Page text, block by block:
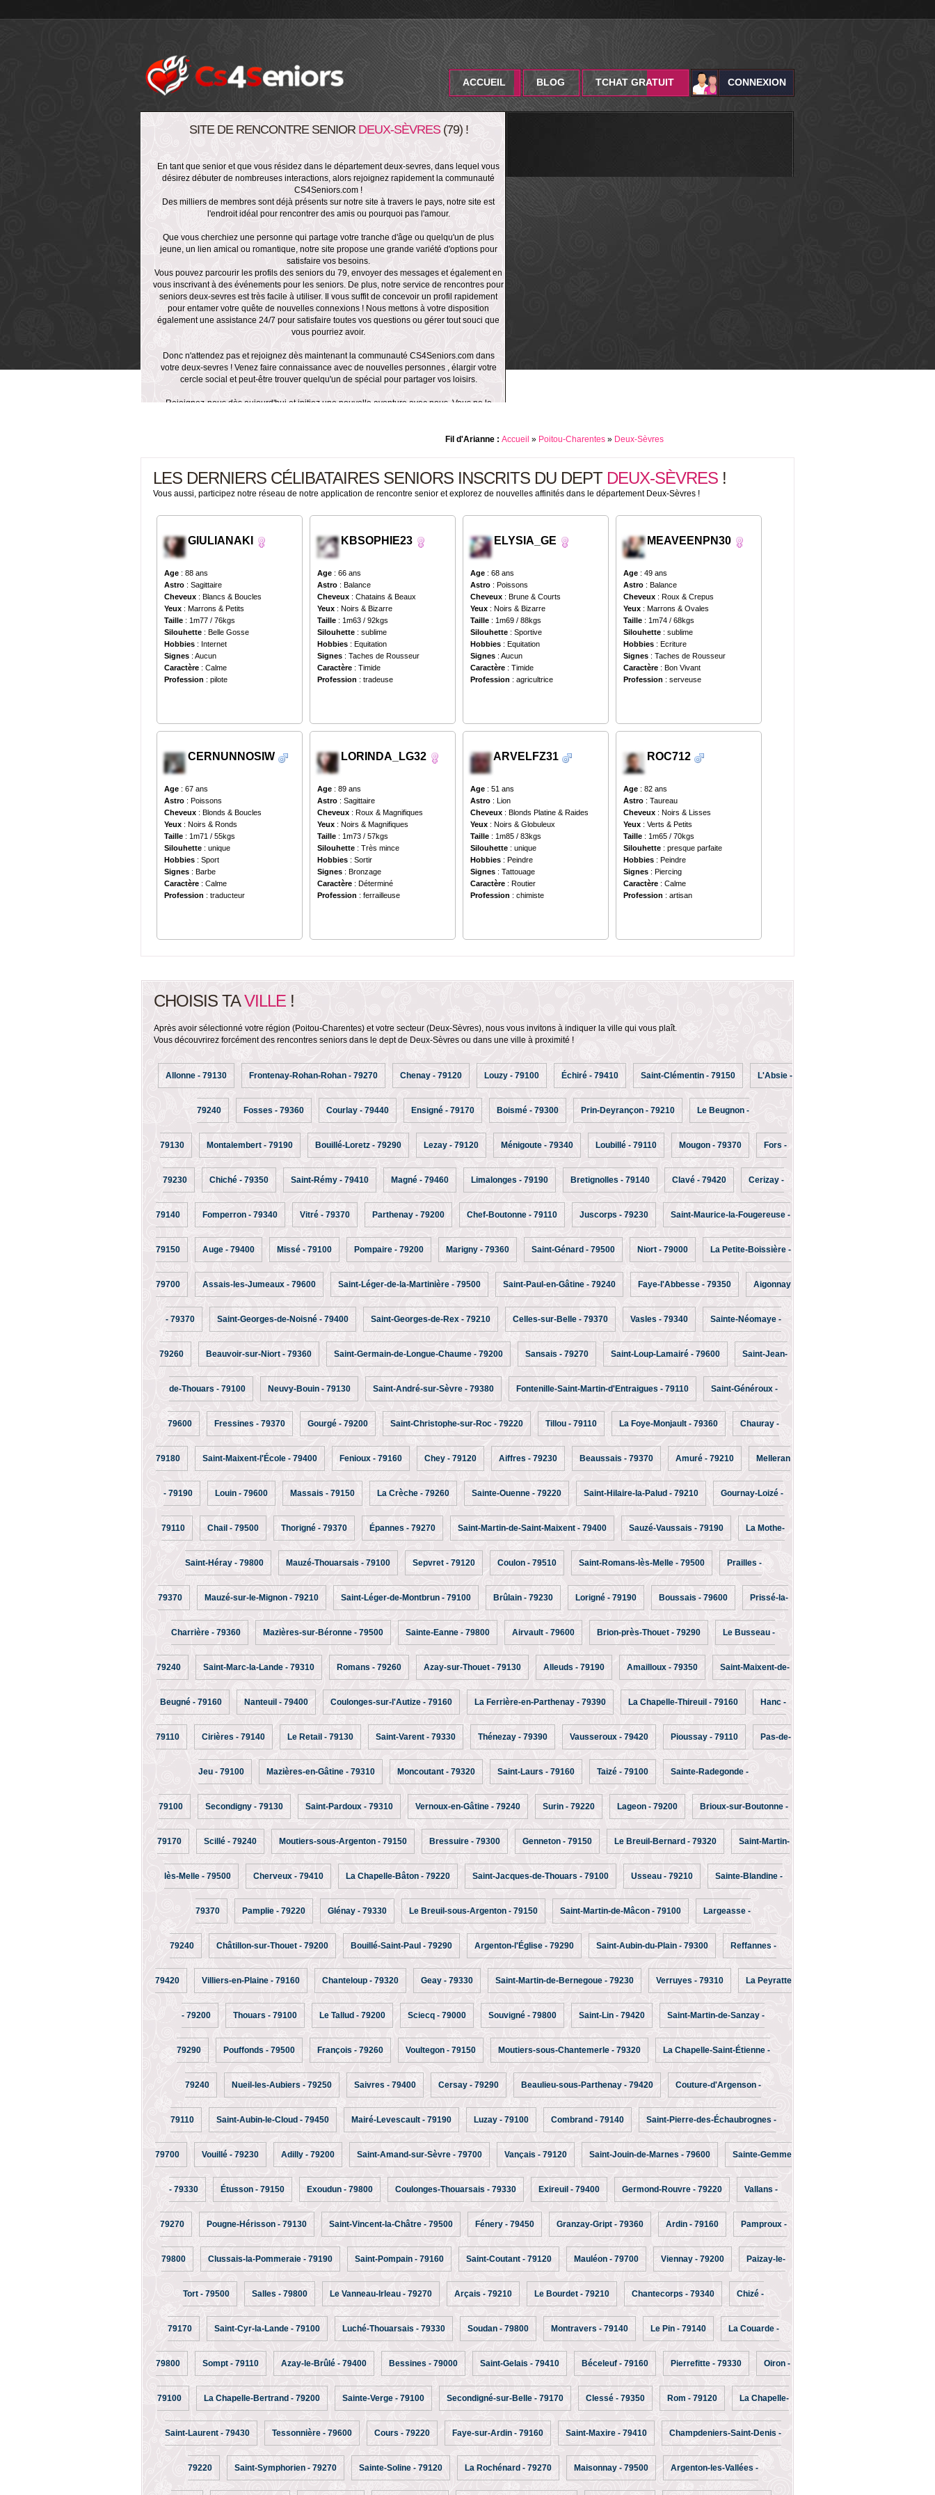
CONNEXION
ACCUEIL BLOG TCHAT GRATUIT
SITE DE RENCONTRE SENIOR DEUX-SÈVRES(79) !
En tant que senior et que vous résidez dans le département deux-sevres, dans lequel vous
désirez débuter de nombreuses interactions, alors rejoignez rapidement la communauté
CS4Seniors.com !
Des milliers de membres sont déjà présents sur notre site à travers le pays, notre site est
l'endroit idéal pour rencontrer des amis ou pourquoi pas l'amour.
Que vous cherchiez une personne qui partage votre tranche d'âge ou quelqu'un de plus
jeune, un lien amical ou romantique, notre site propose une grande variété d'options pour
satisfaire vos besoins.
Vous pouvez parcourir les profils des seniors du 79, envoyer des messages et également en
vous inscrivant à des événements pour les seniors. De plus, notre service de rencontres pour
seniors deux-sevres est très facile à utiliser. Il vous suffit de concevoir un profil rapidement
pour entamer votre quête de nouvelles connexions ! Nous mettons à votre disposition
également une assistance 24/7 pour satisfaire toutes vos questions ou gérer tout souci que
vous pourriez avoir.
Donc n'attendez pas et rejoignez dès maintenant la communauté CS4Seniors.com dans
votre deux-sevres ! Venez faire connaissance avec de nouvelles personnes , élargir votre
cercle social et peut-être trouver quelqu'un de spécial pour partager vos loisirs.
Rejoignez-nous dès aujourd'hui et initiez une nouvelle aventure avec nous. Vous ne le
Fil d'Arianne : Accueil » Poitou-Charentes » Deux-Sèvres
LES DERNIERS CÉLIBATAIRES SENIORS INSCRITS DU DEPT DEUX-SÈVRES !
Vous aussi, participez notre réseau de notre application de rencontre senior et explorez de nouvelles affinités dans le département Deux-Sèvres !
GIULIANAKI
Age : 88 ans
Astro : Sagittaire
Cheveux : Blancs & Boucles
Yeux : Marrons & Petits
Taille : 1m77 / 76kgs
Silouhette : Belle Gosse
Hobbies : Internet
Signes : Aucun
Caractère : Calme
Profession : pilote
KBSOPHIE23
Age : 66 ans
Astro : Balance
Cheveux : Chatains & Beaux
Yeux : Noirs & Bizarre
Taille : 1m63 / 92kgs
Silouhette : sublime
Hobbies : Equitation
Signes : Taches de Rousseur
Caractère : Timide
Profession : tradeuse
ELYSIA_GE
Age : 68 ans
Astro : Poissons
Cheveux : Brune & Courts
Yeux : Noirs & Bizarre
Taille : 1m69 / 88kgs
Silouhette : Sportive
Hobbies : Equitation
Signes : Aucun
Caractère : Timide
Profession : agricultrice
MEAVEENPN30
Age : 49 ans
Astro : Balance
Cheveux : Roux & Crepus
Yeux : Marrons & Ovales
Taille : 1m74 / 68kgs
Silouhette : sublime
Hobbies : Ecriture
Signes : Taches de Rousseur
Caractère : Bon Vivant
Profession : serveuse
CERNUNNOSIW
Age : 67 ans
Astro : Poissons
Cheveux : Blonds & Boucles
Yeux : Noirs & Ronds
Taille : 1m71 / 55kgs
Silouhette : unique
Hobbies : Sport
Signes : Barbe
Caractère : Calme
Profession : traducteur
LORINDA_LG32
Age : 89 ans
Astro : Sagittaire
Cheveux : Roux & Magnifiques
Yeux : Noirs & Magnifiques
Taille : 1m73 / 57kgs
Silouhette : Très mince
Hobbies : Sortir
Signes : Bronzage
Caractère : Déterminé
Profession : ferrailleuse
ARVELFZ31
Age : 51 ans
Astro : Lion
Cheveux : Blonds Platine & Raides
Yeux : Noirs & Globuleux
Taille : 1m85 / 83kgs
Silouhette : unique
Hobbies : Peindre
Signes : Tattouage
Caractère : Routier
Profession : chimiste
ROC712
Age : 82 ans
Astro : Taureau
Cheveux : Noirs & Lisses
Yeux : Verts & Petits
Taille : 1m65 / 70kgs
Silouhette : presque parfaite
Hobbies : Peindre
Signes : Piercing
Caractère : Calme
Profession : artisan
CHOISIS TAVILLE !
Après avoir sélectionné votre région (Poitou-Charentes) et votre secteur (Deux-Sèvres), nous vous invitons à indiquer la ville qui vous plaît.
Vous découvrirez forcément des rencontres seniors dans le dept de Deux-Sèvres ou dans une ville à proximité !
Allonne - 79130 Frontenay-Rohan-Rohan - 79270 Chenay - 79120 Louzy - 79100 Échiré - 79410 Saint-Clémentin - 79150 L'Absie -
79240 Fosses - 79360 Courlay - 79440 Ensigné - 79170 Boismé - 79300 Prin-Deyrançon - 79210 Le Beugnon -
79130 Montalembert - 79190 Bouillé-Loretz - 79290 Lezay - 79120 Ménigoute - 79340 Loubillé - 79110 Mougon - 79370 Fors -
79230 Chiché - 79350 Saint-Rémy - 79410 Magné - 79460 Limalonges - 79190 Bretignolles - 79140 Clavé - 79420 Cerizay -
79140 Fomperron - 79340 Vitré - 79370 Parthenay - 79200 Chef-Boutonne - 79110 Juscorps - 79230 Saint-Maurice-la-Fougereuse -
79150 Auge - 79400 Missé - 79100 Pompaire - 79200 Marigny - 79360 Saint-Génard - 79500 Niort - 79000 La Petite-Boissière -
79700 Assais-les-Jumeaux - 79600 Saint-Léger-de-la-Martinière - 79500 Saint-Paul-en-Gâtine - 79240 Faye-l'Abbesse - 79350 Aigonnay
- 79370 Saint-Georges-de-Noisné - 79400 Saint-Georges-de-Rex - 79210 Celles-sur-Belle - 79370 Vasles - 79340 Sainte-Néomaye -
79260 Beauvoir-sur-Niort - 79360 Saint-Germain-de-Longue-Chaume - 79200 Sansais - 79270 Saint-Loup-Lamairé - 79600 Saint-Jean-
de-Thouars - 79100 Neuvy-Bouin - 79130 Saint-André-sur-Sèvre - 79380 Fontenille-Saint-Martin-d'Entraigues - 79110 Saint-Généroux -
79600 Fressines - 79370 Gourgé - 79200 Saint-Christophe-sur-Roc - 79220 Tillou - 79110 La Foye-Monjault - 79360 Chauray -
79180 Saint-Maixent-l'École - 79400 Fenioux - 79160 Chey - 79120 Aiffres - 79230 Beaussais - 79370 Amuré - 79210 Melleran
- 79190 Louin - 79600 Massais - 79150 La Crèche - 79260 Sainte-Ouenne - 79220 Saint-Hilaire-la-Palud - 79210 Gournay-Loizé -
79110 Chail - 79500 Thorigné - 79370 Épannes - 79270 Saint-Martin-de-Saint-Maixent - 79400 Sauzé-Vaussais - 79190 La Mothe-
Saint-Héray - 79800 Mauzé-Thouarsais - 79100 Sepvret - 79120 Coulon - 79510 Saint-Romans-lès-Melle - 79500 Prailles -
79370 Mauzé-sur-le-Mignon - 79210 Saint-Léger-de-Montbrun - 79100 Brûlain - 79230 Lorigné - 79190 Boussais - 79600 Prissé-la-
Charrière - 79360 Mazières-sur-Béronne - 79500 Sainte-Eanne - 79800 Airvault - 79600 Brion-près-Thouet - 79290 Le Busseau -
79240 Saint-Marc-la-Lande - 79310 Romans - 79260 Azay-sur-Thouet - 79130 Alleuds - 79190 Amailloux - 79350 Saint-Maixent-de-
Beugné - 79160 Nanteuil - 79400 Coulonges-sur-l'Autize - 79160 La Ferrière-en-Parthenay - 79390 La Chapelle-Thireuil - 79160 Hanc -
79110 Cirières - 79140 Le Retail - 79130 Saint-Varent - 79330 Thénezay - 79390 Vausseroux - 79420 Pioussay - 79110 Pas-de-
Jeu - 79100 Mazières-en-Gâtine - 79310 Moncoutant - 79320 Saint-Laurs - 79160 Taizé - 79100 Sainte-Radegonde -
79100 Secondigny - 79130 Saint-Pardoux - 79310 Vernoux-en-Gâtine - 79240 Surin - 79220 Lageon - 79200 Brioux-sur-Boutonne -
79170 Scillé - 79240 Moutiers-sous-Argenton - 79150 Bressuire - 79300 Genneton - 79150 Le Breuil-Bernard - 79320 Saint-Martin-
lès-Melle - 79500 Cherveux - 79410 La Chapelle-Bâton - 79220 Saint-Jacques-de-Thouars - 79100 Usseau - 79210 Sainte-Blandine -
79370 Pamplie - 79220 Glénay - 79330 Le Breuil-sous-Argenton - 79150 Saint-Martin-de-Mâcon - 79100 Largeasse -
79240 Châtillon-sur-Thouet - 79200 Bouillé-Saint-Paul - 79290 Argenton-l'Église - 79290 Saint-Aubin-du-Plain - 79300 Reffannes -
79420 Villiers-en-Plaine - 79160 Chanteloup - 79320 Geay - 79330 Saint-Martin-de-Bernegoue - 79230 Verruyes - 79310 La Peyratte
- 79200 Thouars - 79100 Le Tallud - 79200 Sciecq - 79000 Souvigné - 79800 Saint-Lin - 79420 Saint-Martin-de-Sanzay -
79290 Pouffonds - 79500 François - 79260 Voultegon - 79150 Moutiers-sous-Chantemerle - 79320 La Chapelle-Saint-Étienne -
79240 Nueil-les-Aubiers - 79250 Saivres - 79400 Cersay - 79290 Beaulieu-sous-Parthenay - 79420 Couture-d'Argenson -
79110 Saint-Aubin-le-Cloud - 79450 Mairé-Levescault - 79190 Luzay - 79100 Combrand - 79140 Saint-Pierre-des-Échaubrognes -
79700 Vouillé - 79230 Adilly - 79200 Saint-Amand-sur-Sèvre - 79700 Vançais - 79120 Saint-Jouin-de-Marnes - 79600 Sainte-Gemme
- 79330 Étusson - 79150 Exoudun - 79800 Coulonges-Thouarsais - 79330 Exireuil - 79400 Germond-Rouvre - 79220 Vallans -
79270 Pougne-Hérisson - 79130 Saint-Vincent-la-Châtre - 79500 Fénery - 79450 Granzay-Gript - 79360 Ardin - 79160 Pamproux -
79800 Clussais-la-Pommeraie - 79190 Saint-Pompain - 79160 Saint-Coutant - 79120 Mauléon - 79700 Viennay - 79200 Paizay-le-
Tort - 79500 Salles - 79800 Le Vanneau-Irleau - 79270 Arçais - 79210 Le Bourdet - 79210 Chantecorps - 79340 Chizé -
79170 Saint-Cyr-la-Lande - 79100 Luché-Thouarsais - 79330 Soudan - 79800 Montravers - 79140 Le Pin - 79140 La Couarde -
79800 Sompt - 79110 Azay-le-Brûlé - 79400 Bessines - 79000 Saint-Gelais - 79410 Béceleuf - 79160 Pierrefitte - 79330 Oiron -
79100 La Chapelle-Bertrand - 79200 Sainte-Verge - 79100 Secondigné-sur-Belle - 79170 Clessé - 79350 Rom - 79120 La Chapelle-
Saint-Laurent - 79430 Tessonnière - 79600 Cours - 79220 Faye-sur-Ardin - 79160 Saint-Maxire - 79410 Champdeniers-Saint-Denis -
79220 Saint-Symphorien - 79270 Sainte-Soline - 79120 La Rochénard - 79270 Maisonnay - 79500 Argenton-les-Vallées -